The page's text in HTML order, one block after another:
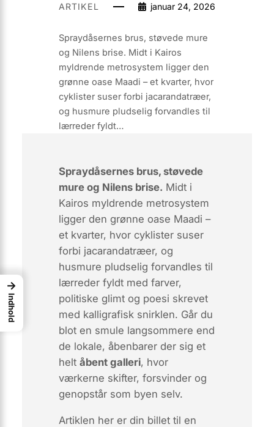
ARTIKEL januar 24, 2026
Spraydåsernes brus, støvede mure
og Nilens brise. Midt i Kairos
myldrende metrosystem ligger den
grønne oase Maadi – et kvarter, hvor
cyklister suser forbi jacarandatræer,
og husmure pludselig forvandles til
lærreder fyldt…
Spraydåsernes brus, støvede
mure og Nilens brise. Midt i
Kairos myldrende metrosystem
ligger den grønne oase Maadi –
et kvarter, hvor cyklister suser
forbi jacarandatræer, og
husmure pludselig forvandles til
lærreder fyldt med farver,
politiske glimt og poesi skrevet
med kalligrafisk snirklen. Går du
blot en smule langsommere end
de lokale, åbenbarer der sig et
helt åbent galleri, hvor
værkerne skifter, forsvinder og
genopstår som byen selv.
Artiklen her er din billet til en
→
Indhold